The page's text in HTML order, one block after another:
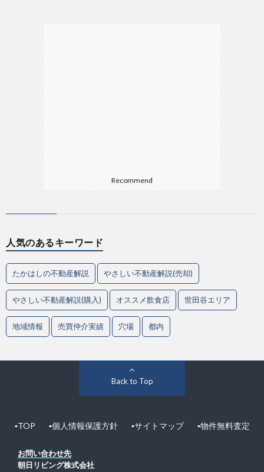
Recommend
人気のあるキーワード
たかはしの不動産解説 やさしい不動産解説(売却)
やさしい不動産解説(購入) オススメ飲食店 世田谷エリア
地域情報 売買仲介実績 穴場 都内
Back to Top
▪︎TOP ▪︎個人情報保護方針 ▪︎サイトマップ ▪︎物件無料査定
お問い合わせ先
朝日リビング株式会社